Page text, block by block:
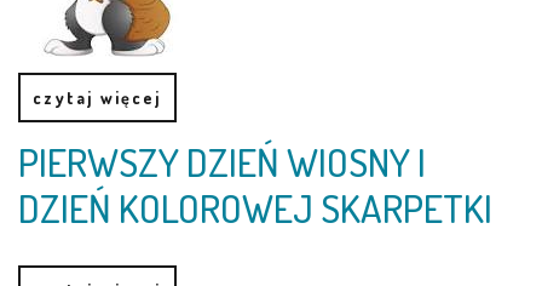
KORZYSTANIE Z TIK
PROGRAMY
UROCZYSTOŚCI
czytaj więcej
PIERWSZY DZIEŃ WIOSNY I
DZIEŃ KOLOROWEJ SKARPETKI